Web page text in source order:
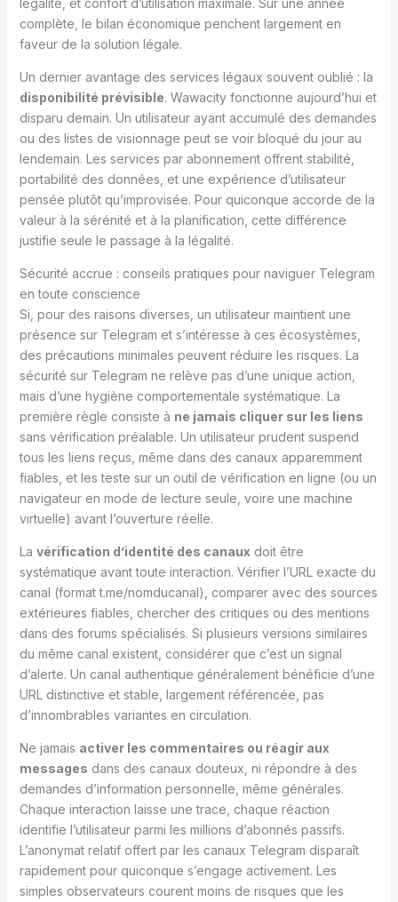
complète, le bilan économique penchent largement en
faveur de la solution légale.
Un dernier avantage des services légaux souvent oublié : la
disponibilité prévisible. Wawacity fonctionne aujourd’hui et
disparu demain. Un utilisateur ayant accumulé des demandes
ou des listes de visionnage peut se voir bloqué du jour au
lendemain. Les services par abonnement offrent stabilité,
portabilité des données, et une expérience d’utilisateur
pensée plutôt qu’improvisée. Pour quiconque accorde de la
valeur à la sérénité et à la planification, cette différence
justifie seule le passage à la légalité.
Sécurité accrue : conseils pratiques pour naviguer Telegram
en toute conscience
Si, pour des raisons diverses, un utilisateur maintient une
présence sur Telegram et s’intéresse à ces écosystèmes,
des précautions minimales peuvent réduire les risques. La
sécurité sur Telegram ne relève pas d’une unique action,
mais d’une hygiène comportementale systématique. La
première règle consiste à ne jamais cliquer sur les liens
sans vérification préalable. Un utilisateur prudent suspend
tous les liens reçus, même dans des canaux apparemment
fiables, et les teste sur un outil de vérification en ligne (ou un
navigateur en mode de lecture seule, voire une machine
virtuelle) avant l’ouverture réelle.
La vérification d’identité des canaux doit être
systématique avant toute interaction. Vérifier l’URL exacte du
canal (format t.me/nomducanal), comparer avec des sources
extérieures fiables, chercher des critiques ou des mentions
dans des forums spécialisés. Si plusieurs versions similaires
du même canal existent, considérer que c’est un signal
d’alerte. Un canal authentique généralement bénéficie d’une
URL distinctive et stable, largement référencée, pas
d’innombrables variantes en circulation.
Ne jamais activer les commentaires ou réagir aux
messages dans des canaux douteux, ni répondre à des
demandes d’information personnelle, même générales.
Chaque interaction laisse une trace, chaque réaction
identifie l’utilisateur parmi les millions d’abonnés passifs.
L’anonymat relatif offert par les canaux Telegram disparaît
rapidement pour quiconque s’engage activement. Les
simples observateurs courent moins de risques que les